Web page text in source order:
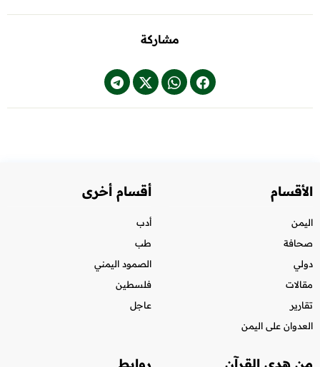
مشاركة
الأقسام
اليمن
صحافة
دولي
مقالات
تقارير
العدوان على اليمن
أقسام أخرى
أدب
طب
الصمود اليمني
فلسطين
عاجل